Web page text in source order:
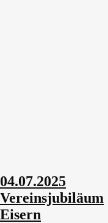
04.07.2025
Vereinsjubiläum
Eisern